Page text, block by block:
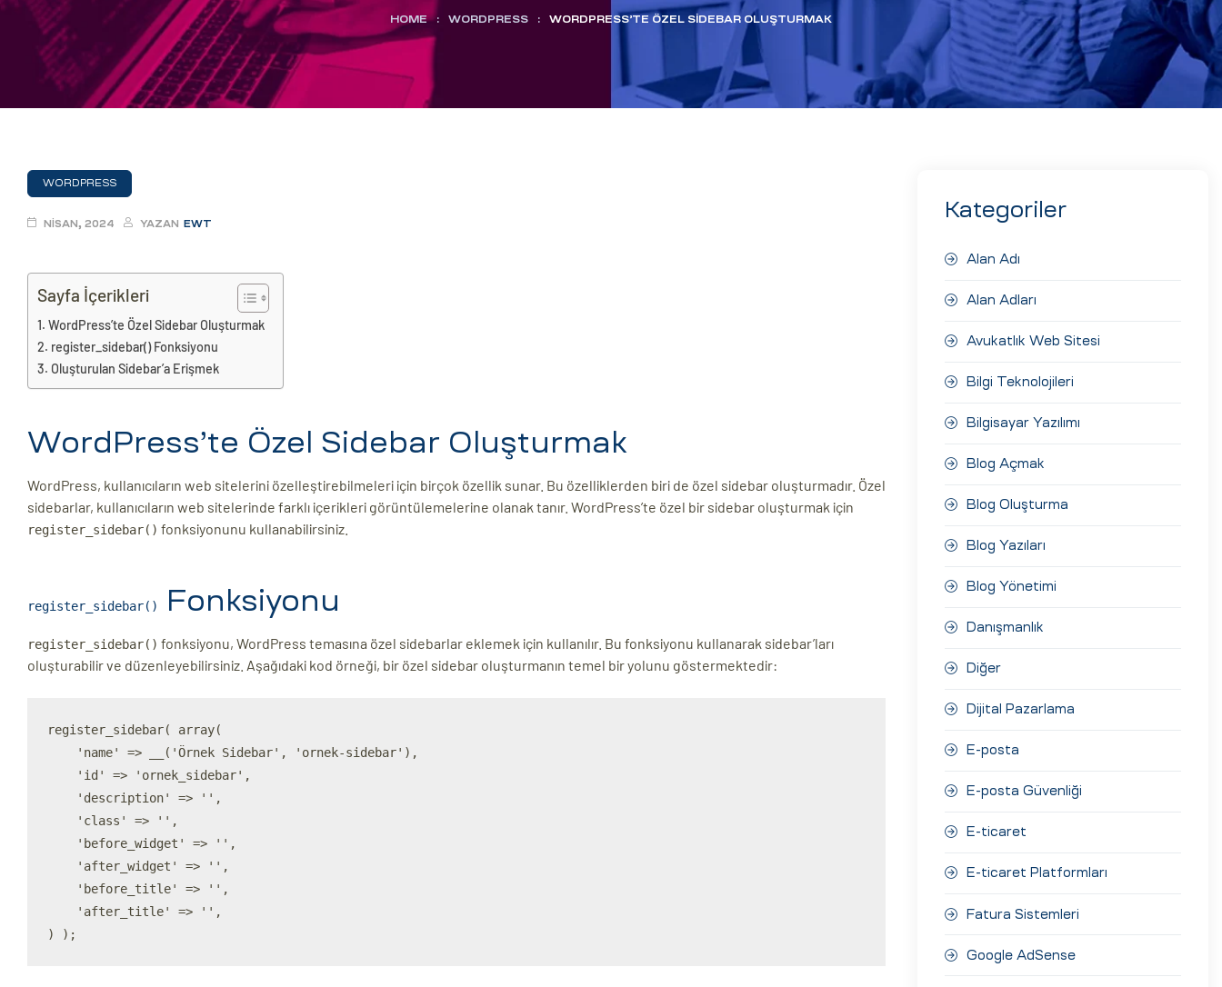
Aday
HOME : WORDPRESS : WORDPRESS’TE ÖZEL SIDEBAR OLUŞTURMAK
WORDPRESS
NISAN, 2024 YAZAN EWT
Sayfa İçerikleri
WordPress’te Özel Sidebar Oluşturmak
register_sidebar() Fonksiyonu
Oluşturulan Sidebar’a Erişmek
WordPress’te Özel Sidebar Oluşturmak
WordPress, kullanıcıların web sitelerini özelleştirebilmeleri için birçok özellik sunar. Bu özelliklerden biri de özel sidebar oluşturmadır. Özel
sidebarlar, kullanıcıların web sitelerinde farklı içerikleri görüntülemelerine olanak tanır. WordPress’te özel bir sidebar oluşturmak için
register_sidebar() fonksiyonunu kullanabilirsiniz.
register_sidebar() Fonksiyonu
register_sidebar() fonksiyonu, WordPress temasına özel sidebarlar eklemek için kullanılır. Bu fonksiyonu kullanarak sidebar’ları
oluşturabilir ve düzenleyebilirsiniz. Aşağıdaki kod örneği, bir özel sidebar oluşturmanın temel bir yolunu göstermektedir:
register_sidebar( array(
    'name' => __('Örnek Sidebar', 'ornek-sidebar'),
    'id' => 'ornek_sidebar',
    'description' => '',
    'class' => '',
    'before_widget' => '',
    'after_widget' => '',
    'before_title' => '',
    'after_title' => '',
Kategoriler
Alan Adı
Alan Adları
Avukatlık Web Sitesi
Bilgi Teknolojileri
Bilgisayar Yazılımı
Blog Açmak
Blog Oluşturma
Blog Yazıları
Blog Yönetimi
Danışmanlık
Diğer
Dijital Pazarlama
E-posta
E-posta Güvenliği
E-ticaret
E-ticaret Platformları
Fatura Sistemleri
Google AdSense